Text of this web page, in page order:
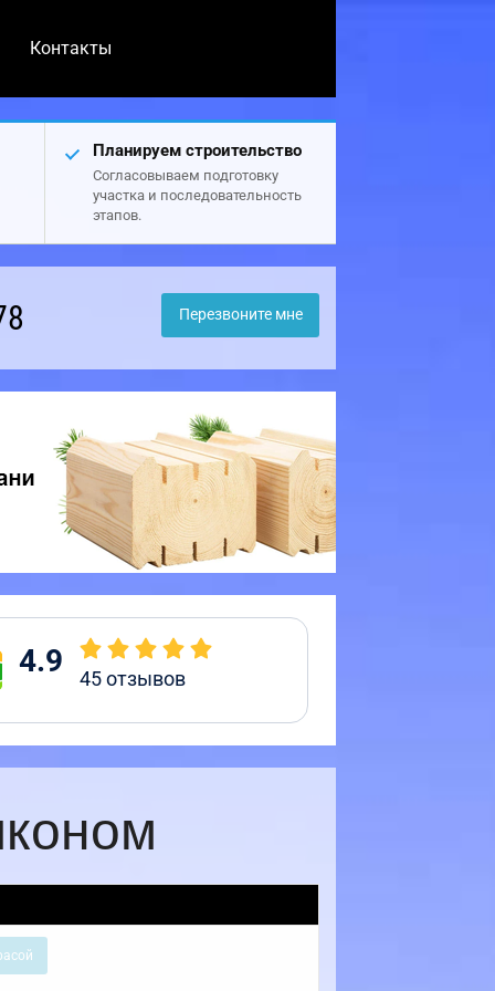
Контакты
Планируем строительство
Согласовываем подготовку
участка и последовательность
этапов.
Перезвоните мне
4.9 45отзывов